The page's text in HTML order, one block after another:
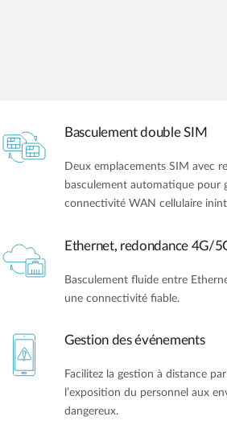
Basculement double SIM
Deux emplacements SIM avec
basculement automatique pour
connectivité WAN cellulaire
Ethernet, redondance 4G/
Basculement fluide entre
une connectivité fiable.
Gestion des événements
Facilitez la gestion à distance
l’exposition du personnel aux
dangereux.